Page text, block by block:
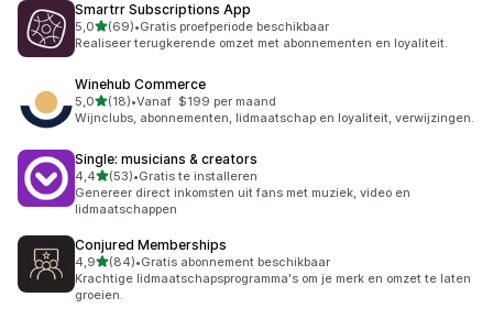
Smartrr Subscriptions App
5,0van 5 sterren
(69)
69 recensies in totaal
•Gratis proefperiode beschikbaar
Realiseer terugkerende omzet met abonnementen en loyaliteit.
Winehub Commerce
5,0van 5 sterren
(18)
18 recensies in totaal
•Vanaf $199 per maand
Wijnclubs, abonnementen, lidmaatschap en loyaliteit, verwijzingen.
Single: musicians & creators
4,4van 5 sterren
(53)
53 recensies in totaal
•Gratis te installeren
Genereer direct inkomsten uit fans met muziek, video en
lidmaatschappen
Conjured Memberships
4,9van 5 sterren
(84)
84 recensies in totaal
•Gratis abonnement beschikbaar
Krachtige lidmaatschapsprogramma's om je merk en omzet te laten
groeien.